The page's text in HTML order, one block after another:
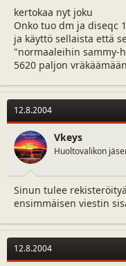
a
l
o
i
t
t
a
j
a
m
ä
ä
r
ä
kertokaa nyt joku
Onko tuo dm ja diseqc
ja käyttö sellaista että
"normaaleihin sammy-
5620 paljon
12.8.2004
Vkeys
Huoltovalikon
Sinun tulee
ensimmäisen viestin
12.8.2004